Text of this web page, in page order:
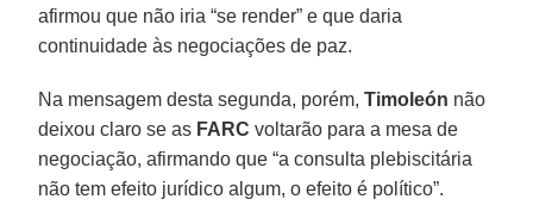
afirmou que não iria “se render” e que daria
continuidade às negociações de paz.
Na mensagem desta segunda, porém,Timoleón não
deixou claro se as FARC voltarão para a mesa de
negociação, afirmando que “a consulta plebiscitária
não tem efeito jurídico algum, o efeito é político”.